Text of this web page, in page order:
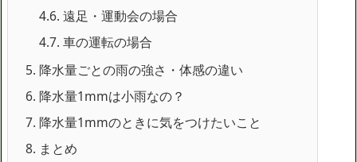
4.6. 遠足・運動会の場合
4.7. 車の運転の場合
5. 降水量ごとの雨の強さ・体感の違い
6. 降水量1mmは小雨なの？
7. 降水量1mmのときに気をつけたいこと
8. まとめ